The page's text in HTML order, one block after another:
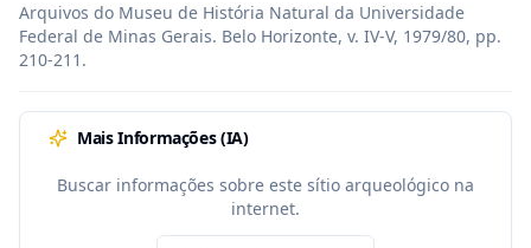
Arquivos do Museu de História Natural da Universidade
Federal de Minas Gerais. Belo Horizonte, v. IV-V, 1979/80, pp.
210-211.
Mais Informações (IA)
Buscar informações sobre este sítio arqueológico na
internet.